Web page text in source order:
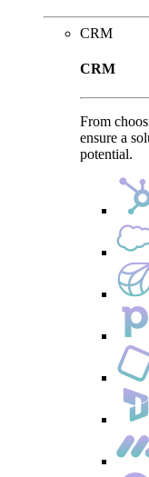
CRM
CRM
From
ensure a
potential.